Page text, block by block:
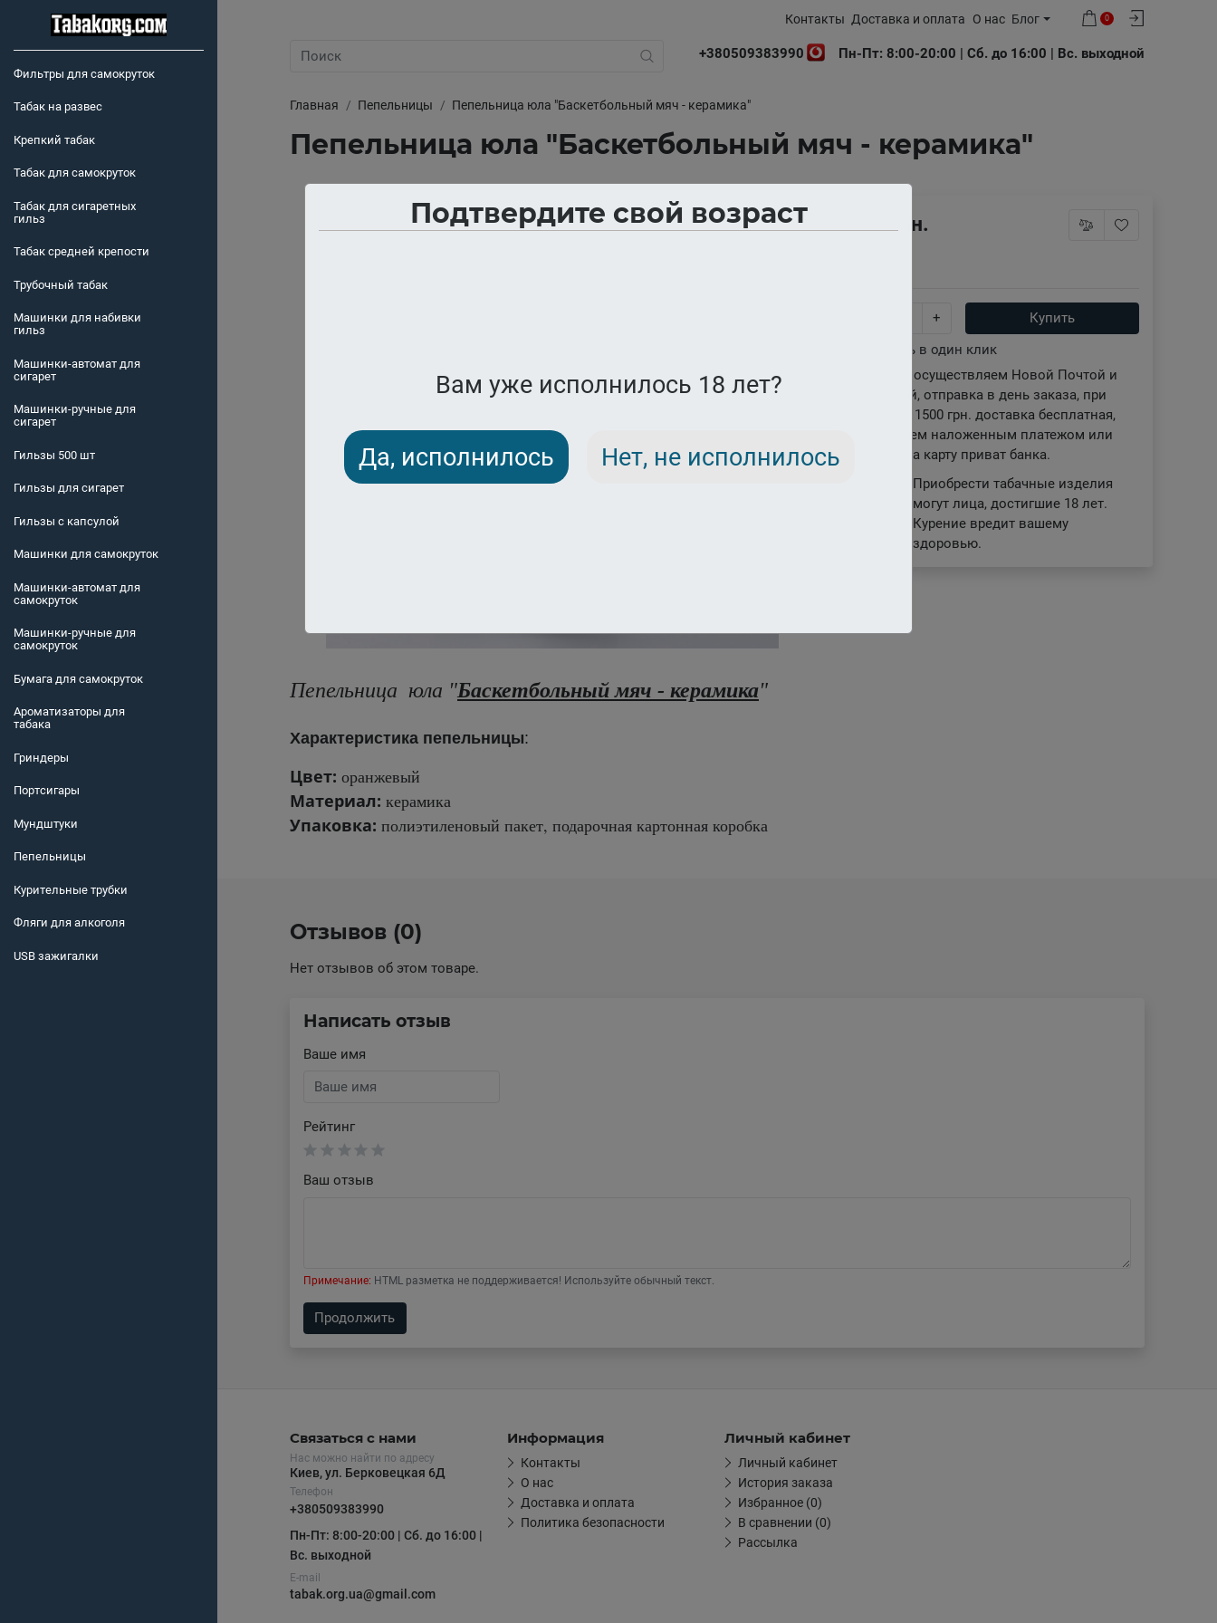
Фильтры для самокруток
Табак на развес
Крепкий табак
Табак для самокруток
Табак для сигаретных
гильз
Табак средней крепости
Трубочный табак
Машинки для набивки
гильз
Машинки-автомат для
сигарет
Машинки-ручные для
сигарет
Гильзы 500 шт
Гильзы для сигарет
Гильзы с капсулой
Машинки для самокруток
Машинки-автомат для
самокруток
Машинки-ручные для
самокруток
Бумага для самокруток
Ароматизаторы для
табака
Гриндеры
Портсигары
Мундштуки
Пепельницы
Курительные трубки
Фляги для алкоголя
USB зажигалки
Подтвердите свой возраст
Вам уже исполнилось 18 лет?
Да, исполнилось Нет, не исполнилось
Контакты Доставка и оплата О нас Блог
+380509383990
0
Пн-Пт: 8:00-20:00 | Сб. до 16:00 | Вс. выходной
Главная Пепельницы Пепельница юла "Баскетбольный мяч - керамика"
Пепельница юла "Баскетбольный мяч - керамика"
В наличии
Пепельница юла "Баскетбольный мяч - керамика"
Характеристика пепельницы:
Цвет: оранжевый
Материал: керамика
Упаковка: полиэтиленовый пакет, подарочная картонная коробка
250 грн.
+
Купить
Купить в один клик
Доставку осуществляем Новой Почтой и
Укрпочтой, отправка в день заказа, при
заказе от 1500 грн. доставка бесплатная,
отправляем наложенным платежом или
отплата на карту приват банка.
Приобрести табачные изделия
могут лица, достигшие 18 лет.
Курение вредит вашему
здоровью.
Отзывов (0)
Нет отзывов об этом товаре.
Написать отзыв
Ваше имя
Рейтинг
Ваш отзыв
Примечание: HTML разметка не поддерживается! Используйте обычный текст.
Продолжить
Связаться с нами
Нас можно найти по адресу
Киев, ул. Берковецкая 6Д
Телефон
+380509383990
Пн-Пт: 8:00-20:00 | Сб. до 16:00 |
Вс. выходной
E-mail
tabak.org.ua@gmail.com
Информация
Контакты
О нас
Доставка и оплата
Политика безопасности
Личный кабинет
Личный кабинет
История заказа
Избранное (0)
В сравнении (0)
Рассылка